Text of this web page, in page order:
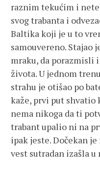
raznim tekućim i
svog trabanta i
Baltika koji je u to
samouvereno. Stajao
mraku, da porazmisli
života. U jednom
strahu je otišao po
kaže, prvi put
nema nikoga da ti
trabant upalio ni na
ipak jeste. Dočekan
vest sutradan izašla